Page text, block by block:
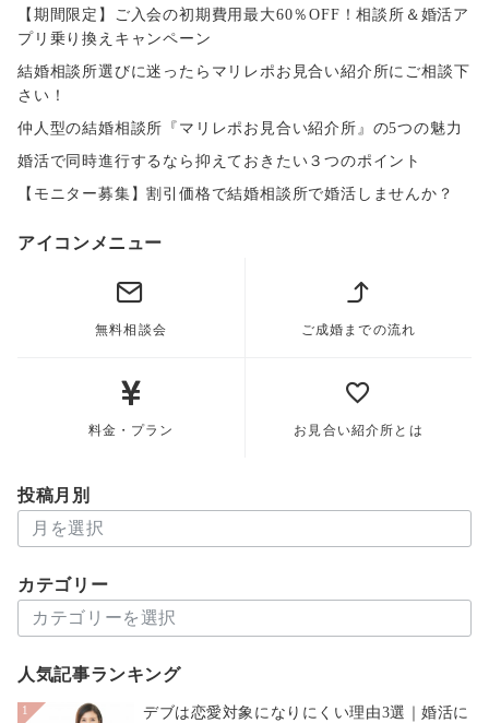
【期間限定】ご入会の初期費用最大60％OFF！相談所＆婚活ア
プリ乗り換えキャンペーン
結婚相談所選びに迷ったらマリレポお見合い紹介所にご相談下
さい！
仲人型の結婚相談所『マリレポお見合い紹介所』の5つの魅力
婚活で同時進行するなら抑えておきたい３つのポイント
【モニター募集】割引価格で結婚相談所で婚活しませんか？
アイコンメニュー
無料相談会 ご成婚までの流れ
料金・プラン お見合い紹介所とは
投稿月別
稿
別
カテゴリー
テ
リ
ー
人気記事ランキング
1
デブは恋愛対象になりにくい理由3選｜婚活に